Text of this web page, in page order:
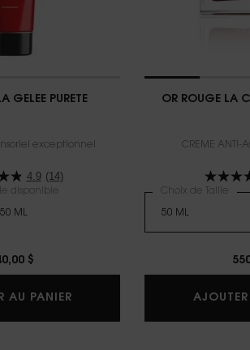
GELEE PURETE
exceptionnel
4.9 (14)
disponible
ML
$
AU PANIER OR ROUGE LA GELEE PURETE
OR ROUGE LA
CRÈME ANTI-
Choix de Taille